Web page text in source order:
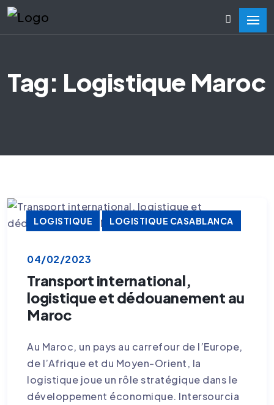
Tag: Logistique Maroc
LOGISTIQUE LOGISTIQUE CASABLANCA
TRANSPORT EXCEPTIONNEL MAROC
TRANSPORT INTERNATIONAL
04/02/2023
Transport international,
logistique et dédouanement au
Maroc
Au Maroc, un pays au carrefour de l’Europe,
de l’Afrique et du Moyen-Orient, la
logistique joue un rôle stratégique dans le
développement économique. Intersourcia